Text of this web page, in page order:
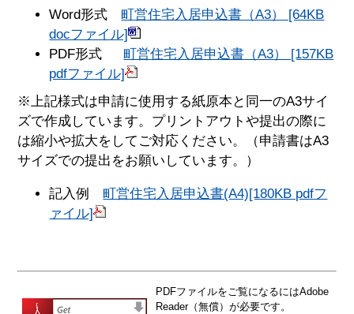
Word形式 町営住宅入居申込書（A3） [64KB
docファイル]
PDF形式 町営住宅入居申込書（A3） [157KB
pdfファイル]
※上記様式は申請に使用する紙原本と同一のA3サイ
ズで作成しています。プリントアウトや提出の際に
は縮小や拡大をしてご対応ください。（申請書はA3
サイズでの提出をお願いしています。）
記入例 町営住宅入居申込書(A4)[180KB pdfフ
ァイル]
PDFファイルをご覧になるにはAdobe
Reader（無償）が必要です。